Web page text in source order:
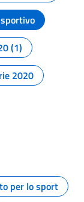
(1)
2020
per lo sport